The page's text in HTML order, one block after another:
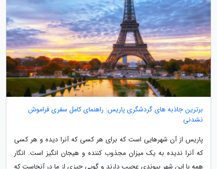
برترین جاذبه های گردشگری پاریس: راهنمای کامل سفری فراموش
نشدنی
پاریس از آن شهرهایی است که برای هر کسی که آنرا دیده و هر کسی
که آنرا ندیده به یک میزان مجذوب کننده و هیجان انگیز است. انگار
همه با این شهر پیوندی عجیب دارند و گویی چیزی از ما در آنجاست که